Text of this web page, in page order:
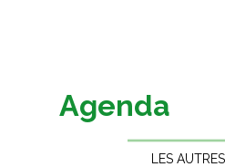
Agenda
LES